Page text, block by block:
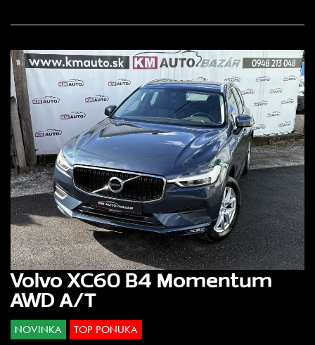
Volvo XC60 B4 Momentum
AWD A/T
NOVINKA TOP PONUKA